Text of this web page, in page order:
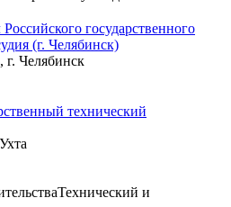
государственного
(г. Челябинск)
г. Челябинск
технический
Технический и